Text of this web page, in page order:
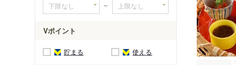
～
Vポイント
貯まる 使える